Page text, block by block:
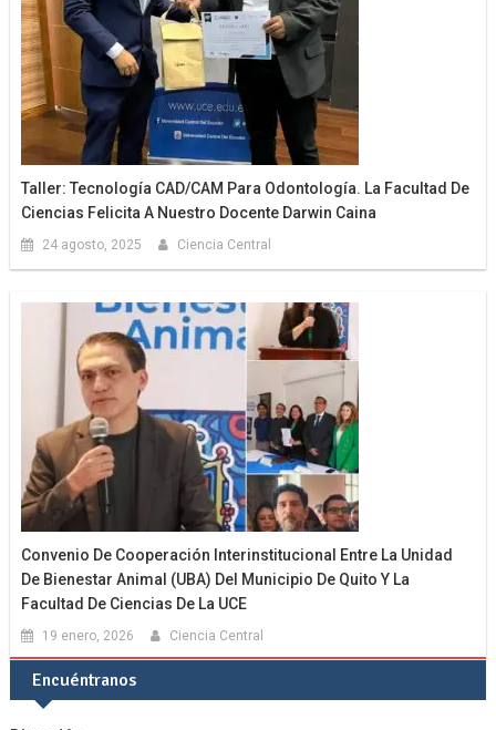
Taller: Tecnología CAD/CAM Para Odontología. La Facultad De
Ciencias Felicita A Nuestro Docente Darwin Caina
24 agosto, 2025 Ciencia Central
Convenio De Cooperación Interinstitucional Entre La Unidad
De Bienestar Animal (UBA) Del Municipio De Quito Y La
Facultad De Ciencias De La UCE
19 enero, 2026 Ciencia Central
Encuéntranos